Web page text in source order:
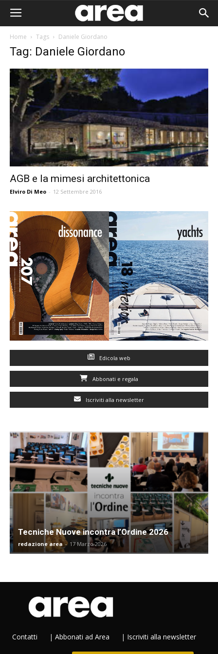
Home Tags Daniele Giordano
Tag: Daniele Giordano
AGB e la mimesi architettonica
Elviro Di Meo - 12 Settembre 2016
Edicola web
Abbonati e regala
Iscriviti alla newsletter
Tecniche Nuove incontra l’Ordine 2026
redazione area - 17 Marzo 2026
Contatti | Abbonati ad Area | Iscriviti alla newsletter